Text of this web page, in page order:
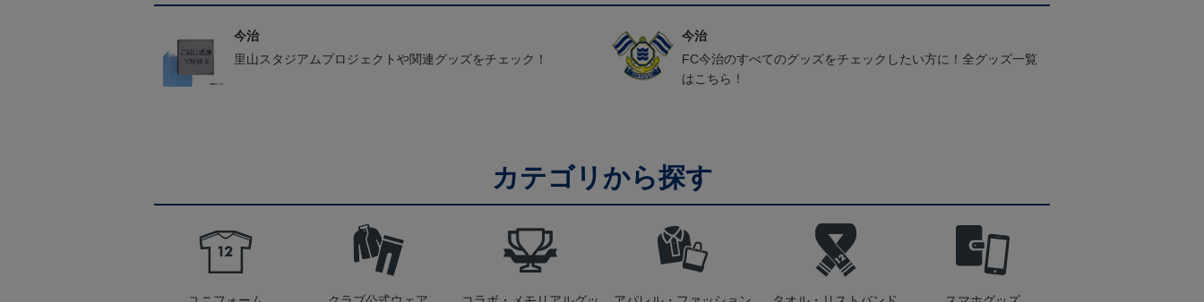
今治
里山スタジアムプロジェクトや関連グッズをチェック！
今治
FC今治のすべてのグッズをチェックしたい方に！全グッズ一覧
はこちら！
カテゴリから探す